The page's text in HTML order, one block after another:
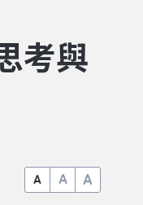
考與
A A A